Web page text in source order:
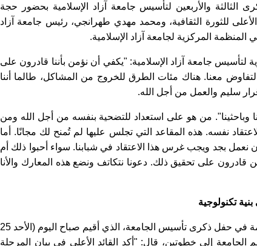
الثالثة والأربعين لتأسيس جامعة آزاد الإسلامية بحضور حجة
للثورة الثقافية، ومحمد مهدي طهرانجي، رئيس جامعة آزاد
جامعة آزاد الإسلامية: "يكفي أن نؤمن بأننا قادرون على
معنا. هناك مئات الطرق للخروج من المشاكل، طالما أننا
سليم والعمل من أجل الله.
وباحثينا". من هو على استعداد للتضحية بنفسه من أجل الله ومن
نفسه. هذه المقاعد التي تجلس عليها لم تُمنح لك مجانًا. أما
أن نعمل بجد ويجب غرس هذا الاعتقاد في شبابنا. سواء أحبوا ذلك أم
قادرون على تحقيق ذلك. دعونا نتكاتف ونضع هذه المعارك والأنا
تكنولوجية
ألقى رئيس جامعة آزاد الإسلامية، محمد مهدي طهرانجي، كلمة في حفل ذكرى تأسيس الجامعة، الذي أقيم صباح اليوم (الأحد 25
إلى خطوتین، قال: "أكد القائد الأعلى في بيان المرحلة